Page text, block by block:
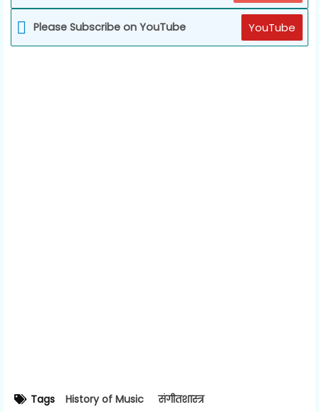
Please Subscribe on YouTube YouTube
Tags History of Music संगीतशास्त्र